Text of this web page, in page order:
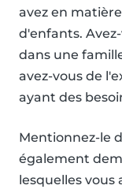
avez en
d'enfants.
dans une
avez-vous de
ayant des
Mentionnez-le
également
lesquelles vous